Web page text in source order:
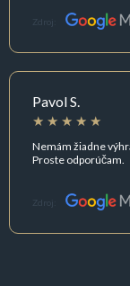
Zdroj:
Pavol S.
Nemám žiadne
Proste odporúčam.
Zdroj: